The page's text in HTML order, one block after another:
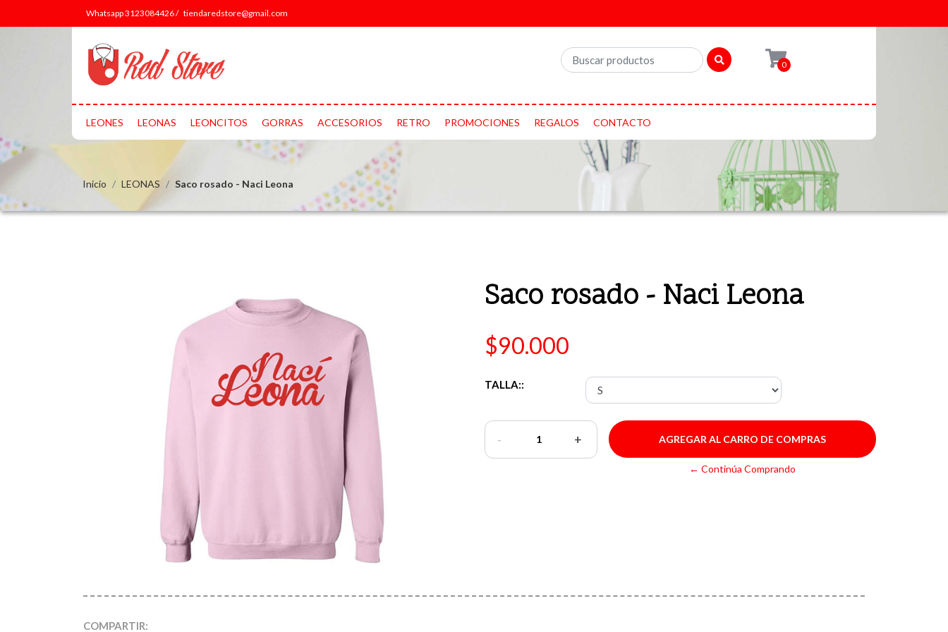
Whatsapp 3123084426 / tiendaredstore@gmail.com
0
LEONES LEONAS LEONCITOS GORRAS ACCESORIOS RETRO PROMOCIONES REGALOS CONTACTO
Inicio LEONAS Saco rosado - Naci Leona
Saco rosado - Naci Leona
$90.000
TALLA::
- +
← Continúa Comprando
COMPARTIR: